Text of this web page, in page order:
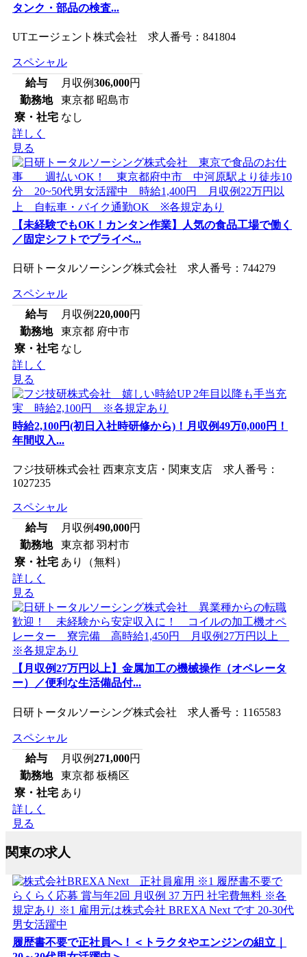
タンク・部品の検査...
UTエージェント株式会社 求人番号：841804
スペシャル
給与
月収例306,000円
勤務地
東京都 昭島市
寮・社宅 なし
詳しく
見る
【未経験でもOK！カンタン作業】人気の食品工場で働く
／固定シフトでプライベ...
日研トータルソーシング株式会社 求人番号：744279
スペシャル
給与
月収例220,000円
勤務地
東京都 府中市
寮・社宅 なし
詳しく
見る
時給2,100円(初日入社時研修から)！月収例49万0,000円！
年間収入...
フジ技研株式会社 西東京支店・関東支店 求人番号：
1027235
スペシャル
給与
月収例490,000円
勤務地
東京都 羽村市
寮・社宅 あり（無料）
詳しく
見る
【月収例27万円以上】金属加工の機械操作（オペレータ
ー）／便利な生活備品付...
日研トータルソーシング株式会社 求人番号：1165583
スペシャル
給与
月収例271,000円
勤務地
東京都 板橋区
寮・社宅 あり
詳しく
見る
関東の求人
履歴書不要で正社員へ！＜トラクタやエンジンの組立｜